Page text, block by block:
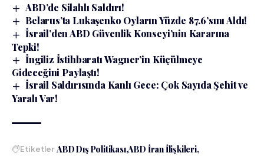
ABD’de Silahlı Saldırı!
Belarus’ta Lukaşenko Oyların Yüzde 87.6’sını Aldı!
İsrail’den ABD Güvenlik Konseyi’nin Kararına
Tepki!
İngiliz İstihbaratı Wagner’in Küçülmeye
Gideceğini Paylaştı!
İsrail Saldırısında Kanlı Gece: Çok Sayıda Şehit ve
Yaralı Var!
EtiketlerABD Dış Politikası ABD İran İlişkileri